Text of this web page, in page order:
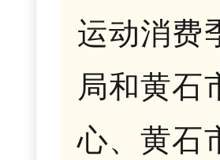
运动消费
局和黄石
心、黄石